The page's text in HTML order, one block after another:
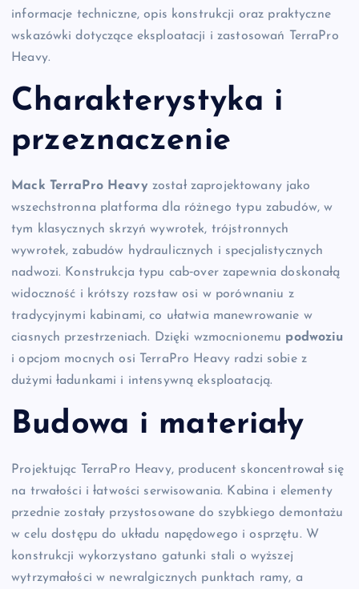
informacje techniczne, opis konstrukcji oraz praktyczne
wskazówki dotyczące eksploatacji i zastosowań TerraPro
Heavy.
Charakterystyka i
przeznaczenie
Mack TerraPro Heavyzostał zaprojektowany jako
wszechstronna platforma dla różnego typu zabudów, w
tym klasycznych skrzyń wywrotek, trójstronnych
wywrotek, zabudów hydraulicznych i specjalistycznych
nadwozi. Konstrukcja typu cab‑over zapewnia doskonałą
widoczność i krótszy rozstaw osi w porównaniu z
tradycyjnymi kabinami, co ułatwia manewrowanie w
ciasnych przestrzeniach. Dzięki wzmocnionemu podwoziu
i opcjom mocnych osi TerraPro Heavy radzi sobie z
dużymi ładunkami i intensywną eksploatacją.
Budowa i materiały
Projektując TerraPro Heavy, producent skoncentrował się
na trwałości i łatwości serwisowania. Kabina i elementy
przednie zostały przystosowane do szybkiego demontażu
w celu dostępu do układu napędowego i osprzętu. W
konstrukcji wykorzystano gatunki stali o wyższej
wytrzymałości w newralgicznych punktach ramy, a